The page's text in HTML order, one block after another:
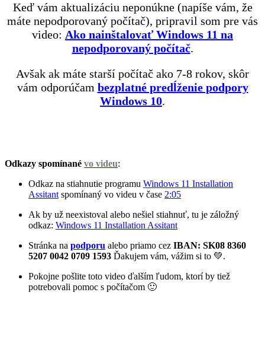
Keď vám aktualizáciu neponúkne (napíše vám, že
máte nepodporovaný počítač), pripravil som pre vás
video: Ako nainštalovať Windows 11 na
nepodporovaný počítač.
Avšak ak máte starší počítač ako 7-8 rokov, skôr
vám odporúčam bezplatné predĺženie podpory
Windows 10.
Odkazy spomínané vo videu:
Odkaz na stiahnutie programu Windows 11 Installation
Assitantspomínaný vo videu v čase 2:05
Ak by už neexistoval alebo nešiel stiahnuť, tu je záložný
odkaz: Windows 11 Installation Assitant
Stránka na podporu alebo priamo cez IBAN: SK08 8360
5207 0042 0709 1593 Ďakujem vám, vážim si to 💚.
Pokojne pošlite toto video ďalším ľudom, ktorí by tiež
potrebovali pomoc s počítačom 🙂